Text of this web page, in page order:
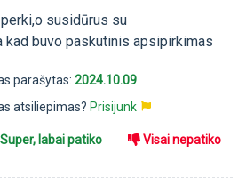
susidūrus su
kad buvo paskutinis apsipirkimas
parašytas: 2024.10.09
atsiliepimas? Prisijunk
Super, labai patiko Visai nepatiko